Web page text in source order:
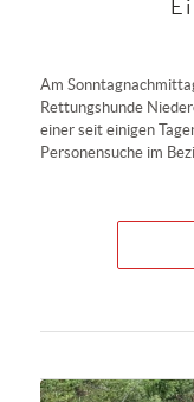
Am
Rettungshunde
einer seit einigen
Personensuche im